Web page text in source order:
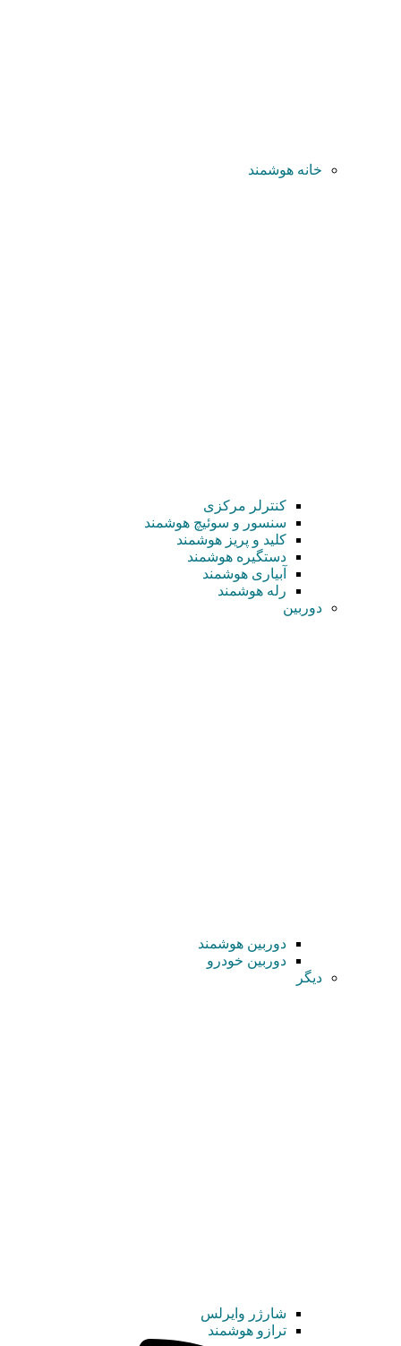
خانه هوشمند
کنترلر مرکزی
سنسور و سوئیچ هوشمند
کلید و پریز هوشمند
دستگیره هوشمند
آبیاری هوشمند
رله هوشمند
دوربین
دوربین هوشمند
دوربین خودرو
دیگر
شارژر وایرلس
ترازو هوشمند